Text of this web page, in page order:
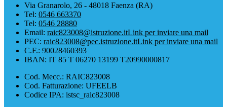
Via Granarolo, 26 - 48018 Faenza (RA)
Tel: 0546 663370
Tel: 0546 28880
Email: raic823008@istruzione.itLink per inviare una mail
PEC: raic823008@pec.istruzione.itLink per inviare una mail
C.F.: 90028460393
IBAN: IT 85 T 06270 13199 T20990000817
Cod. Mecc.: RAIC823008
Cod. Fatturazione: UFEELB
Codice IPA: istsc_raic823008